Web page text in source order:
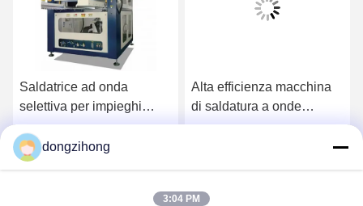
Saldatrice ad onda
selettiva per impieghi
gravosi ad alta efficienza
per la linea SMT
Alta efficienza macchina
di saldatura a onde
selettiva integrata
dongzihong
3:04 PM